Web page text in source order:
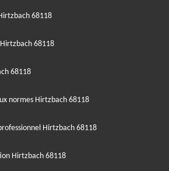
68118
68118
68118
normes Hirtzbach 68118
Hirtzbach 68118
Hirtzbach 68118